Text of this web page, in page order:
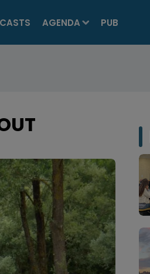
AGENDA PUB